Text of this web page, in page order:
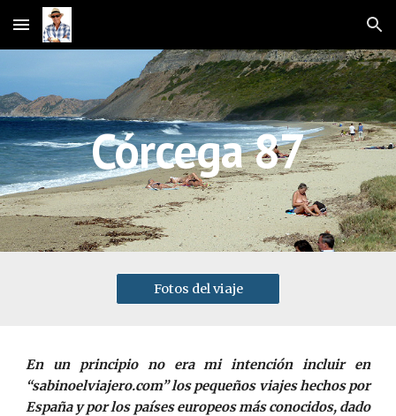
Skip to main content Skip to navigation
Córcega 87
Fotos del viaje
En un principio no era mi intención incluir en
“sabinoelviajero.com” los pequeños viajes hechos por
España y por los países europeos más conocidos, dado